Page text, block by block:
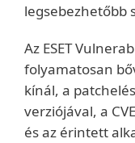
legsebezhetőbb
Az ESET
folyamatosan
kínál, a
verziójával, a
és az érintett